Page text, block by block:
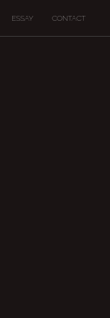
ESSAY CONTACT